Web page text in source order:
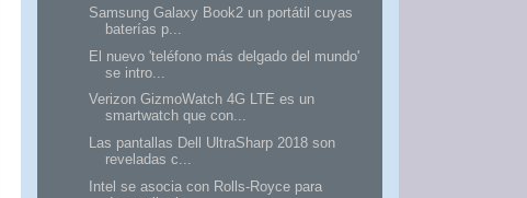
Samsung Galaxy Book2 un portátil cuyas
baterías p...
El nuevo 'teléfono más delgado del mundo'
se intro...
Verizon GizmoWatch 4G LTE es un
smartwatch que con...
Las pantallas Dell UltraSharp 2018 son
reveladas c...
Intel se asocia con Rolls-Royce para